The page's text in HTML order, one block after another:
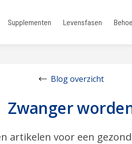
Supplementen Levensfasen
Blog overzicht
Zwanger
artikelen voor een